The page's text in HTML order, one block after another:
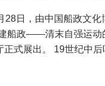
日，由中国船政文化
船政——清末自强运动
正式展出。 19世纪中